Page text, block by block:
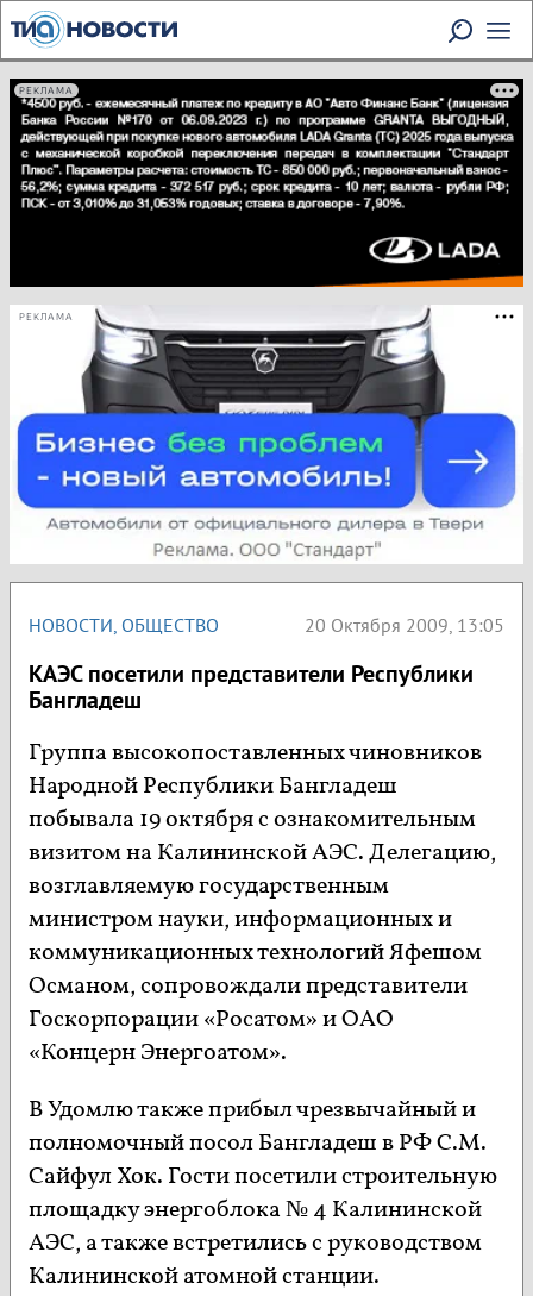
РЕКЛАМА
РЕКЛАМА
НОВОСТИ, ОБЩЕСТВО 20 Октября 2009, 13:05
КАЭС посетили представители Республики
Бангладеш
Группа высокопоставленных чиновников
Народной Республики Бангладеш
побывала 19 октября с ознакомительным
визитом на Калининской АЭС. Делегацию,
возглавляемую государственным
министром науки, информационных и
коммуникационных технологий Яфешом
Османом, сопровождали представители
Госкорпорации «Росатом» и ОАО
«Концерн Энергоатом».
В Удомлю также прибыл чрезвычайный и
полномочный посол Бангладеш в РФ С.М.
Сайфул Хок. Гости посетили строительную
площадку энергоблока № 4 Калининской
АЭС, а также встретились с руководством
Калининской атомной станции.